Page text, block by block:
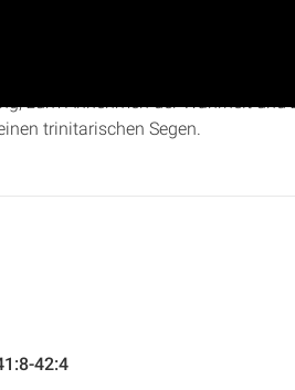
Gottes Wunsch, durch Korrektur
zum Annehmen der Wahrheit und
trinitarischen Segen.
42:4